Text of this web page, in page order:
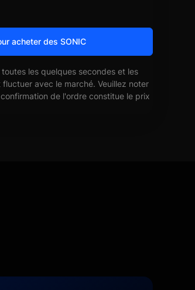
acheter des SONIC
les quelques secondes et les
avec le marché. Veuillez noter
de l'ordre constitue le prix